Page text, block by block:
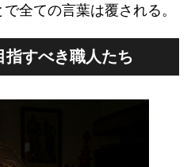
全ての言葉は覆される。
指すべき職人たち